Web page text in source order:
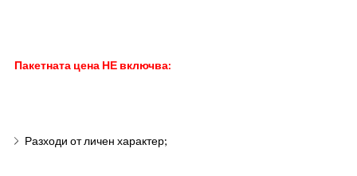
Пакетната цена НЕ включва:
Разходи от личен характер;